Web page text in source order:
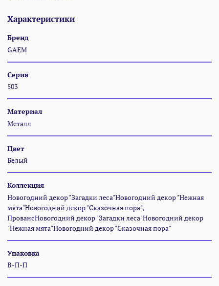
Характеристики
Бренд
GAEM
Серия
503
Материал
Металл
Цвет
Белый
Коллекция
Новогодний декор "Загадки леса"Новогодний декор "Нежная
мята"Новогодний декор "Сказочная пора",
ПровансНовогодний декор "Загадки леса"Новогодний декор
"Нежная мята"Новогодний декор "Сказочная пора"
Упаковка
В-П-П